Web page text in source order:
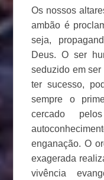
Os nossos
ambão é
seja,
Deus. O ser
seduzido em
ter sucesso,
sempre o
cercado
enganação. O
exagerada
vivência